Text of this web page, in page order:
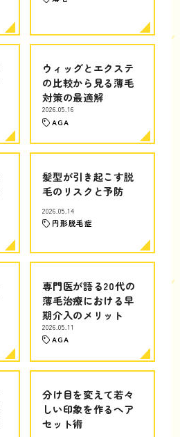
ウィッグとエクステ
の比較から見る薄毛
対策の最適解
2026.05.16
AGA
髪型が引き起こす脱
毛のリスクと予防
2026.05.14
円形脱毛症
専門医が語る20代の
薄毛治療における早
期介入のメリット
2026.05.11
AGA
分け目を変えて若々
しい印象を作るヘア
セット術